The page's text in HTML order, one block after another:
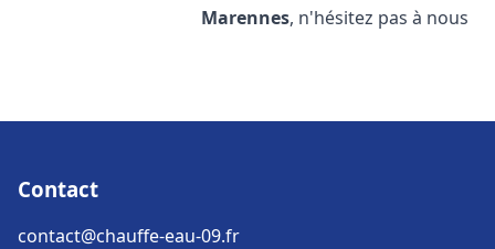
Marennes, n'hésitez pas à nous
Contact
contact@chauffe-eau-09.fr